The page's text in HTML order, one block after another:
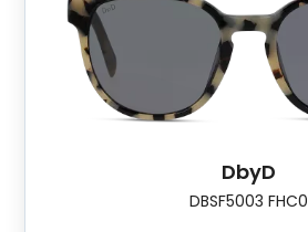
DbyD
DBSF5003 FHC0